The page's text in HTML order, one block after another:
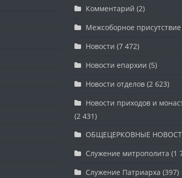
Комментарий (2)
Межсоборное присутствие
Новости (7 472)
Новости епархии (5)
Новости отделов(2 623)
Новости приходов и
(2 431)
ОБЩЕЦЕРКОВНЫЕ
Служение митрополита (1
Служение Патриарха (397)